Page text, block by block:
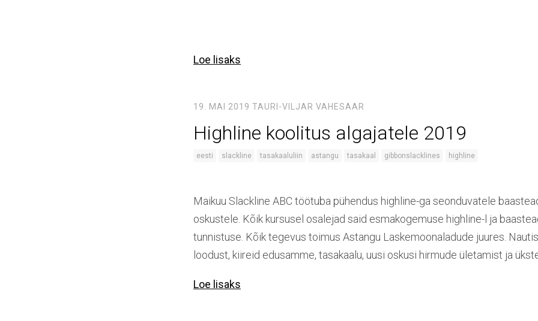
Loe lisaks
19. MAI 2019 TAURI-VILJAR VAHESAAR
Highline koolitus algajatele 2019
eesti slackline tasakaaluliin astangu tasakaal gibbonslacklines highline
Maikuu Slackline ABC töötuba pühendus highline-ga seonduvatele
oskustele. Kõik kursusel osalejad said esmakogemuse highline-l ja
tunnistuse. Kõik tegevus toimus Astangu Laskemoonaladude juures.
loodust, kiireid edusamme, tasakaalu, uusi oskusi hirmude ületamist ja
Loe lisaks